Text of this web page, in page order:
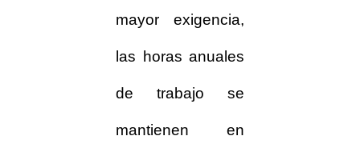
mayor exigencia,
las horas anuales
de trabajo se
mantienen en